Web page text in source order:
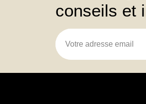
conseils et